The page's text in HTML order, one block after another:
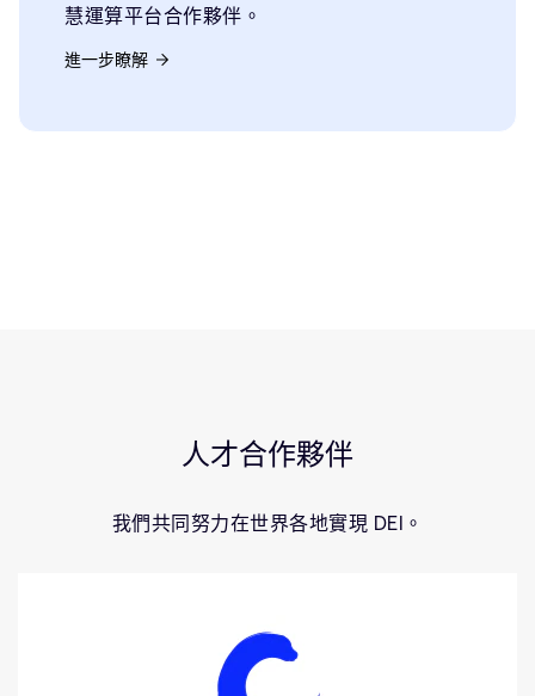
慧運算平台合作夥伴。
進一步瞭解
人才合作夥伴
我們共同努力在世界各地實現 DEI。